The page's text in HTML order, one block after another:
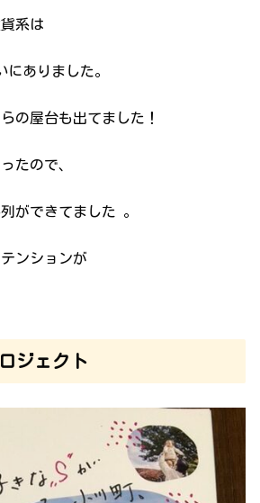
系は
にありました。
の屋台も出てました！
たので、
ができてました 。
ンションが
ジェクト